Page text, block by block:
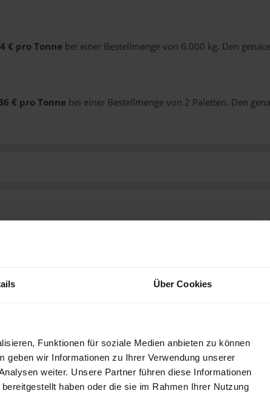
Über Cookies
Funktionen für soziale Medien anbieten zu können
geben wir Informationen zu Ihrer Verwendung unserer
weiter. Unsere Partner führen diese Informationen
haben oder die sie im Rahmen Ihrer Nutzung
€ pro Tonne bei einer Bestellmenge von 6.000 kg. Den
€ pro Tonne bei einer Bestellmenge von 2 Paletten. Den